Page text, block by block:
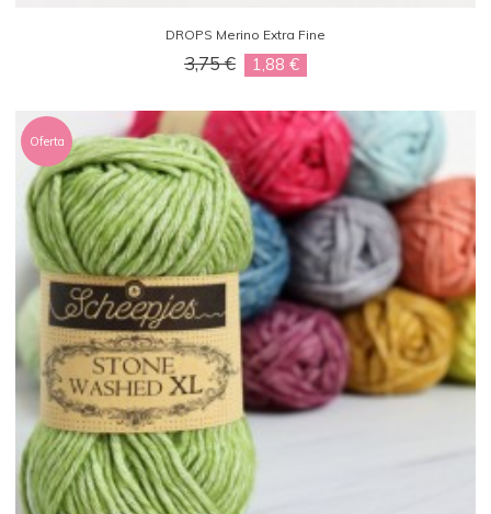
DROPS Merino Extra Fine
3,75 € 1,88 €
Oferta